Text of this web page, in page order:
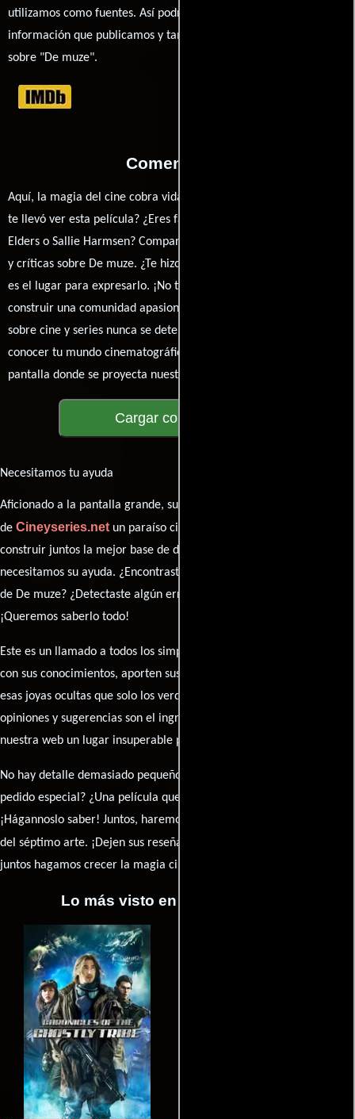
utilizamos como fuentes. Así podrás chequear toda la
información que publicamos y también ampliar tu conocimiento
sobre "De muze".
Comentarios
Aquí, la magia del cine cobra vida a través de tus opiniones. ¿Qué
te llevó ver esta película? ¿Eres fan de Ben van Lieshout, Tara
Elders o Sallie Harmsen? Comparte tus pensamientos, emociones
y críticas sobre De muze. ¿Te hizo reír, llorar o reflexionar? Este
es el lugar para expresarlo. ¡No te guardes nada! Queremos
construir una comunidad apasionada donde la conversación
sobre cine y series nunca se detenga. Únete a la charla y déjanos
conocer tu mundo cinematográfico. ¡Los comentarios son la
pantalla donde se proyecta nuestra diversidad de opiniones!
Cargar comentarios
Necesitamos tu ayuda
Aficionado a la pantalla grande, su participación es clave para hacer
de Cineyseries.netun paraíso cinéfilo completo. Queremos
construir juntos la mejor base de datos cinematográfica, pero
necesitamos su ayuda. ¿Encontraste algún dato faltante en la ficha
de De muze? ¿Detectaste algún error en la sinopsis o el elenco?
¡Queremos saberlo todo!
Este es un llamado a todos los simpatizantes del cine: contribuyan
con sus conocimientos, aporten sus descubrimientos y compartan
esas joyas ocultas que solo los verdaderos fanáticos conocen. Sus
opiniones y sugerencias son el ingrediente secreto que hará de
nuestra web un lugar insuperable para los amantes del celuloide.
No hay detalle demasiado pequeño ni opinión insignificante. ¿Algún
pedido especial? ¿Una película que sueñas con ver reseñada?
¡Hágannoslo saber! Juntos, haremos de esta comunidad el epicentro
del séptimo arte. ¡Dejen sus reseña en la
juntos hagamos crecer la magia cinematográfica!
Lo más visto en Cineyseries.net